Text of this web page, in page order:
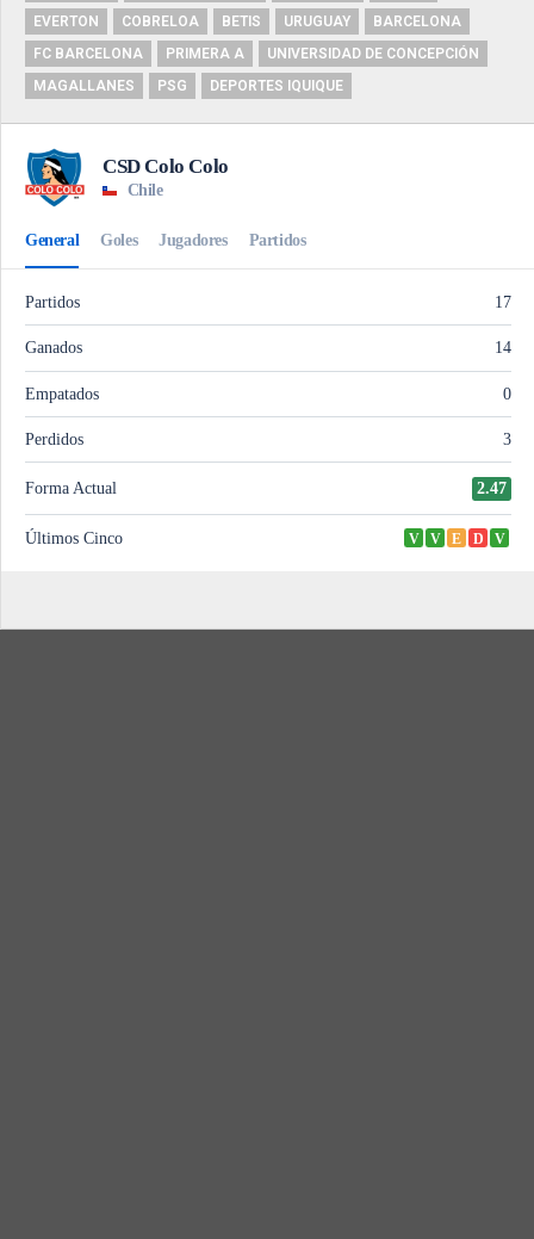
EVERTON
COBRELOA BETIS URUGUAY
BARCELONA
FC BARCELONA
PRIMERA A
UNIVERSIDAD DE CONCEPCIÓN
MAGALLANES
PSG DEPORTES IQUIQUE